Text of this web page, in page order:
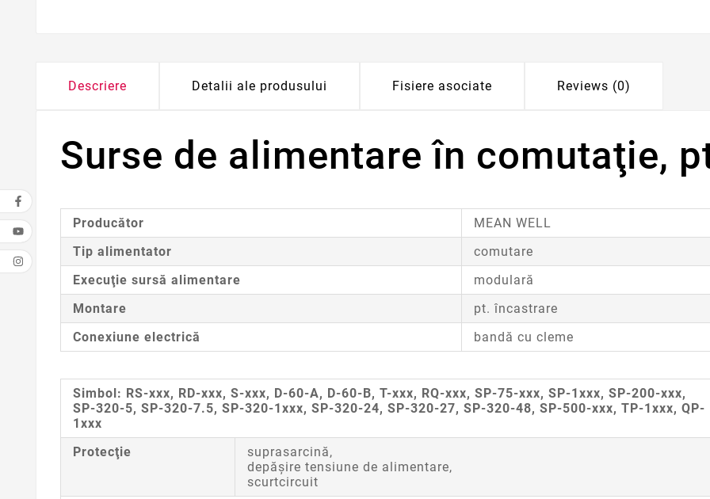
Descriere Detalii ale produsului Fisiere asociate Reviews (0)
Surse de alimentare în comutaţie,
Producător
MEAN WELL
Tip alimentator
comutare
Execuţie sursă alimentare
modulară
Montare
pt. încastrare
Conexiune electrică
bandă cu cleme
Simbol: RS-xxx, RD-xxx, S-xxx, D-60-A, D-60-B, T-xxx, RQ-xxx, SP-75-xxx, SP-1xxx, SP-200-xxx,
SP-320-5, SP-320-7.5, SP-320-1xxx, SP-320-24, SP-320-27, SP-320-48, SP-500-xxx, TP-1xxx, QP-
1xxx
Protecţie
suprasarcină,
depăşire tensiune de alimentare,
scurtcircuit